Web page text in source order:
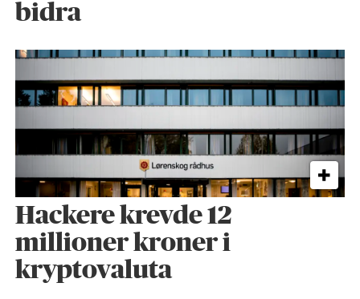
bidra
Hackere krevde 12
millioner kroner i
kryptovaluta